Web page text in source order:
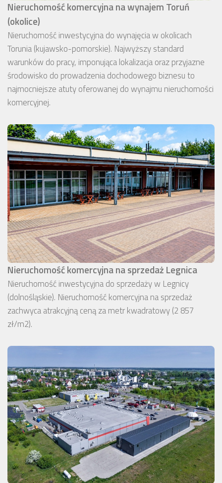
Nieruchomość komercyjna na wynajem Toruń
(okolice)
Nieruchomość inwestycyjna do wynajęcia w okolicach
Torunia (kujawsko-pomorskie). Najwyższy standard
warunków do pracy, imponująca lokalizacja oraz przyjazne
środowisko do prowadzenia dochodowego biznesu to
najmocniejsze atuty oferowanej do wynajmu nieruchomości
komercyjnej.
Nieruchomość komercyjna na sprzedaż Legnica
Nieruchomość inwestycyjna do sprzedaży w Legnicy
(dolnośląskie). Nieruchomość komercyjna na sprzedaż
zachwyca atrakcyjną ceną za metr kwadratowy (2 857
zł/m2).